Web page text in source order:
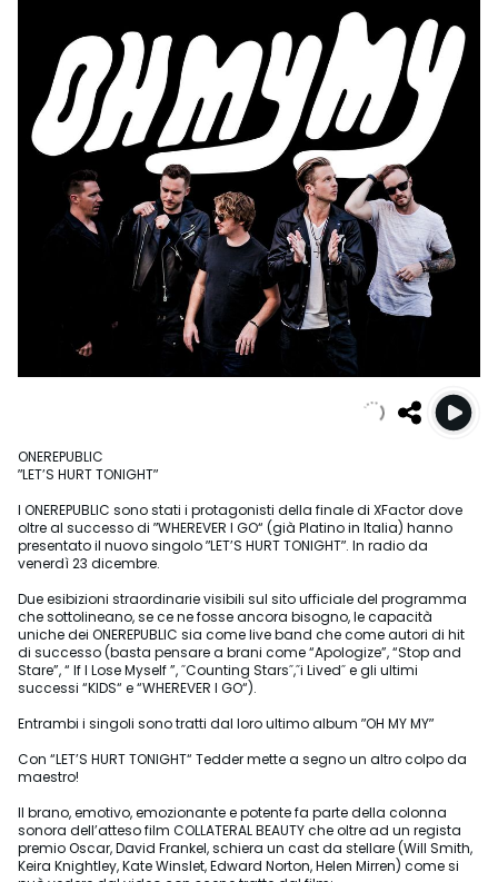
ONEREPUBLIC
ʺLET’S HURT TONIGHTʺ
I ONEREPUBLIC sono stati i protagonisti della finale di XFactor dove
oltre al successo di ʺWHEREVER I GO“ (già Platino in Italia) hanno
presentato il nuovo singolo ʺLET’S HURT TONIGHTʺ. In radio da
venerdì 23 dicembre.
Due esibizioni straordinarie visibili sul sito ufficiale del programma
che sottolineano, se ce ne fosse ancora bisogno, le capacità
uniche dei ONEREPUBLIC sia come live band che come autori di hit
di successo (basta pensare a brani come “Apologize”, “Stop and
Stare”, “ If I Lose Myself ”, ˝Counting Stars˝,˝i Lived˝ e gli ultimi
successi “KIDS“ e “WHEREVER I GO“).
Entrambi i singoli sono tratti dal loro ultimo album ʺOH MY MYʺ
Con “LET’S HURT TONIGHT“ Tedder mette a segno un altro colpo da
maestro!
Il brano, emotivo, emozionante e potente fa parte della colonna
sonora dell’atteso film COLLATERAL BEAUTY che oltre ad un regista
premio Oscar, David Frankel, schiera un cast da stellare (Will Smith,
Keira Knightley, Kate Winslet, Edward Norton, Helen Mirren) come si